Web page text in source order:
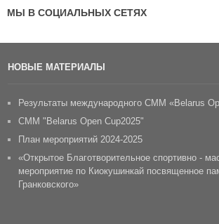
МЫ В СОЦИАЛЬНЫХ СЕТЯХ
НОВЫЕ МАТЕРИАЛЫ
Результаты международного СММ «Belarus
CММ "Belarus Open Cup2025"
План мероприятий 2024-2025
«Открытое Благотворительное спортивно -
мероприятие по Киокушинкай посвященное
Гранковского»